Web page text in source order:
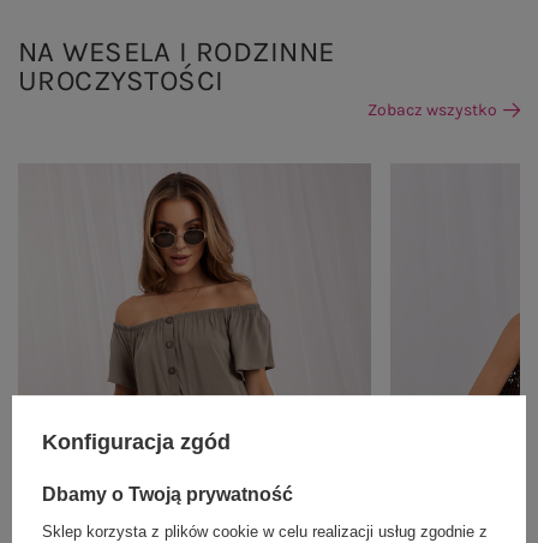
NA WESELA I RODZINNE
UROCZYSTOŚCI
Zobacz wszystko
Konfiguracja zgód
Dbamy o Twoją prywatność
Sklep korzysta z plików cookie w celu realizacji usług zgodnie z